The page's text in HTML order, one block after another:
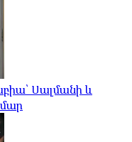
Սալմանի և